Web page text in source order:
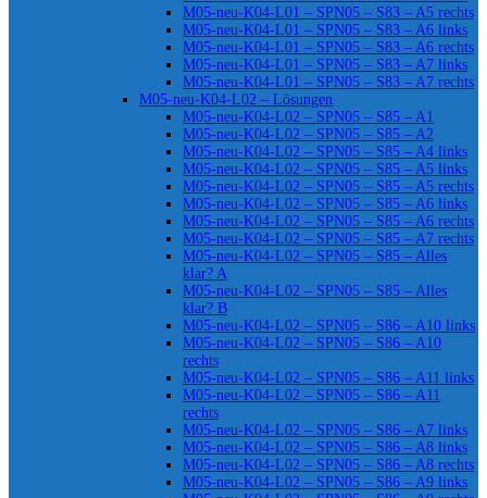
M05-neu-K04-L01 – SPN05 – S83 – A5 rechts
M05-neu-K04-L01 – SPN05 – S83 – A6 links
M05-neu-K04-L01 – SPN05 – S83 – A6 rechts
M05-neu-K04-L01 – SPN05 – S83 – A7 links
M05-neu-K04-L01 – SPN05 – S83 – A7 rechts
M05-neu-K04-L02 – Lösungen
M05-neu-K04-L02 – SPN05 – S85 – A1
M05-neu-K04-L02 – SPN05 – S85 – A2
M05-neu-K04-L02 – SPN05 – S85 – A4 links
M05-neu-K04-L02 – SPN05 – S85 – A5 links
M05-neu-K04-L02 – SPN05 – S85 – A5 rechts
M05-neu-K04-L02 – SPN05 – S85 – A6 links
M05-neu-K04-L02 – SPN05 – S85 – A6 rechts
M05-neu-K04-L02 – SPN05 – S85 – A7 rechts
M05-neu-K04-L02 – SPN05 – S85 – Alles
klar? A
M05-neu-K04-L02 – SPN05 – S85 – Alles
klar? B
M05-neu-K04-L02 – SPN05 – S86 – A10 links
M05-neu-K04-L02 – SPN05 – S86 – A10
rechts
M05-neu-K04-L02 – SPN05 – S86 – A11 links
M05-neu-K04-L02 – SPN05 – S86 – A11
rechts
M05-neu-K04-L02 – SPN05 – S86 – A7 links
M05-neu-K04-L02 – SPN05 – S86 – A8 links
M05-neu-K04-L02 – SPN05 – S86 – A8 rechts
M05-neu-K04-L02 – SPN05 – S86 – A9 links